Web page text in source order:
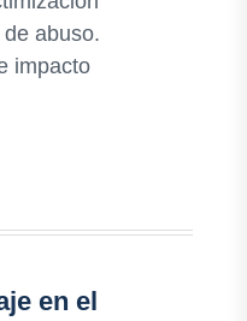
abuso.
impacto
en el